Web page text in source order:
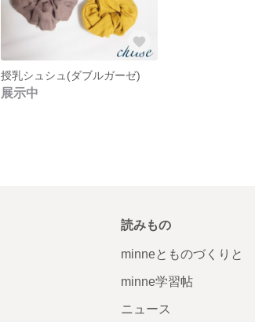
授乳シュシュ(ダブルガーゼ)
展示中
読みもの
minneとものづくりと
minne学習帖
ニュース